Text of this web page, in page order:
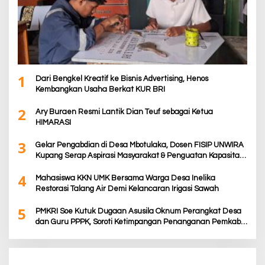
1
Dari Bengkel Kreatif ke Bisnis Advertising, Henos
Kembangkan Usaha Berkat KUR BRI
2
Ary Buraen Resmi Lantik Dian Teuf sebagai Ketua
HIMARASI
3
Gelar Pengabdian di Desa Mbotulaka, Dosen FISIP UNWIRA
Kupang Serap Aspirasi Masyarakat & Penguatan Kapasitas
4
Mahasiswa KKN UMK Bersama Warga Desa Inelika
Restorasi Talang Air Demi Kelancaran Irigasi Sawah
5
PMKRI Soe Kutuk Dugaan Asusila Oknum Perangkat Desa
dan Guru PPPK, Soroti Ketimpangan Penanganan Pemkab